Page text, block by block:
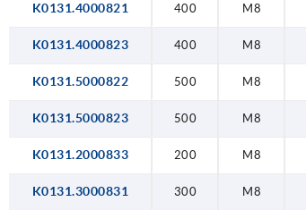
K0131.4000821 400 M8
K0131.4000823 400 M8
K0131.5000822 500 M8
K0131.5000823 500 M8
K0131.2000833 200 M8
K0131.3000831 300 M8